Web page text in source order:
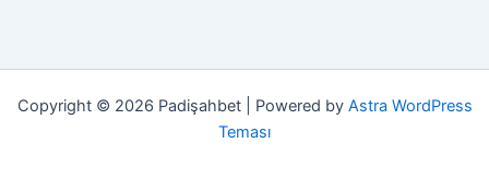
Copyright © 2026 Padişahbet | Powered by Astra WordPress
Teması